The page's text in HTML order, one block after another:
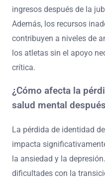
ingresos después de la
Además, los recursos
contribuyen a niveles de
los atletas sin el apoyo
crítica.
¿Cómo afecta la
salud mental
La pérdida de identidad
impacta
la ansiedad y la
dificultades con la